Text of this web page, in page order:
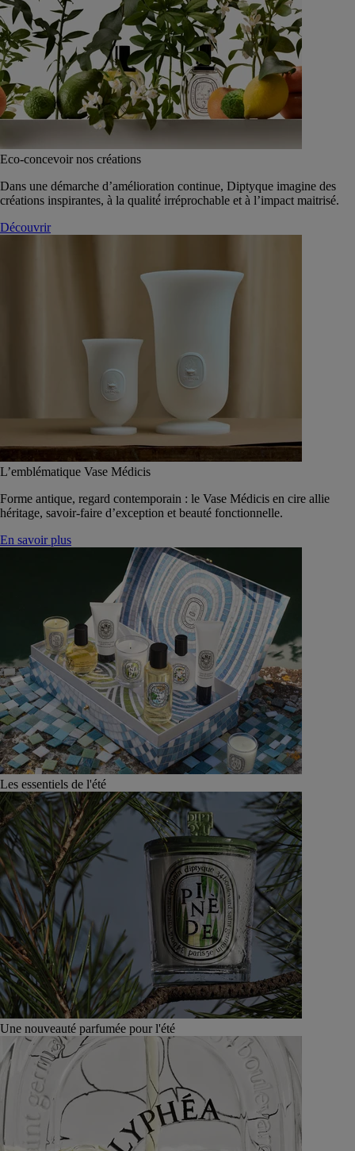
Eco-concevoir nos créations
Dans une démarche d’amélioration continue, Diptyque imagine des
créations inspirantes, à la qualité́ irréprochable et à l’impact maitrisé.
Découvrir
L’emblématique Vase Médicis
Forme antique, regard contemporain : le Vase Médicis en cire allie
héritage, savoir-faire d’exception et beauté fonctionnelle.
En savoir plus
Les essentiels de l'été
Une nouveauté parfumée pour l'été